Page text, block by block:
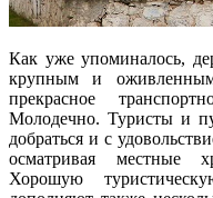
Как уже упоминалось,
крупным и
прекрасное
Молодечно. Туристы и
добраться и с
осматривая местные
Хорошую